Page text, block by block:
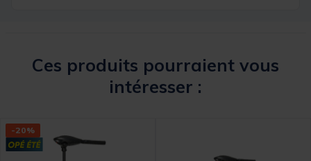
Ces produits pourraient vous
intéresser :
-20%